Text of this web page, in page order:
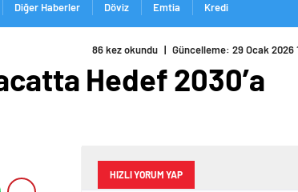
Diğer Haberler Döviz Emtia Kredi
86 kez okundu | Güncelleme: 29 Ocak 2026
Hedef 2030’a
HIZLI YORUM YAP